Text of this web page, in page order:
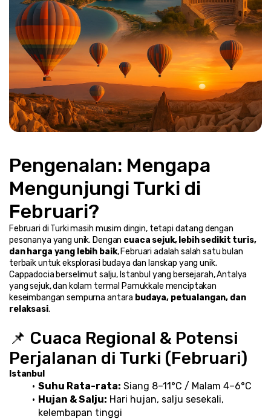
Pengenalan: Mengapa
Mengunjungi Turki di
Februari?
Februari di Turki masih musim dingin, tetapi datang dengan
pesonanya yang unik. Dengan cuaca sejuk, lebih sedikit turis,
dan harga yang lebih baik, Februari adalah salah satu bulan
terbaik untuk eksplorasi budaya dan lanskap yang unik.
Cappadocia berselimut salju, Istanbul yang bersejarah, Antalya
yang sejuk, dan kolam termal Pamukkale menciptakan
keseimbangan sempurna antara budaya, petualangan, dan
relaksasi.
📌 Cuaca Regional & Potensi
Perjalanan di Turki (Februari)
Istanbul
Suhu Rata-rata: Siang 8–11°C / Malam 4–6°C
Hujan & Salju: Hari hujan, salju sesekali,
kelembapan tinggi